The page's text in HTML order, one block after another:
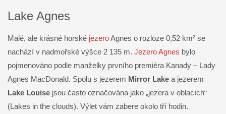
Lake Agnes
Malé, ale krásné horské jezeroAgnes o rozloze 0,52 km² se
nachází v nadmořské výšce 2 135 m. Jezero Agnes bylo
pojmenováno podle manželky prvního premiéra Kanady – Lady
Agnes MacDonald. Spolu s jezerem Mirror Lake a jezerem
Lake Louise jsou často označována jako „jezera v oblacích“
(Lakes in the clouds). Výlet vám zabere okolo tří hodin.